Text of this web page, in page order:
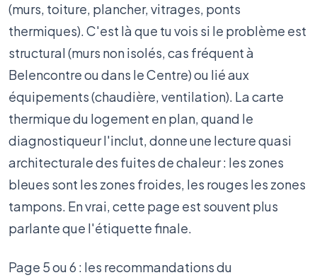
(murs, toiture, plancher, vitrages, ponts
thermiques). C'est là que tu vois si le problème est
structural (murs non isolés, cas fréquent à
Belencontre ou dans le Centre) ou lié aux
équipements (chaudière, ventilation). La carte
thermique du logement en plan, quand le
diagnostiqueur l'inclut, donne une lecture quasi
architecturale des fuites de chaleur : les zones
bleues sont les zones froides, les rouges les zones
tampons. En vrai, cette page est souvent plus
parlante que l'étiquette finale.
Page 5 ou 6 : les recommandations du